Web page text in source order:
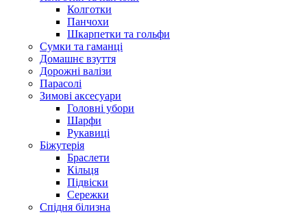
Колготки
Панчохи
Шкарпетки та гольфи
Сумки та гаманці
Домашнє взуття
Дорожні валізи
Парасолі
Зимові аксесуари
Головні убори
Шарфи
Рукавиці
Біжутерія
Браслети
Кільця
Підвіски
Сережки
Спідня білизна